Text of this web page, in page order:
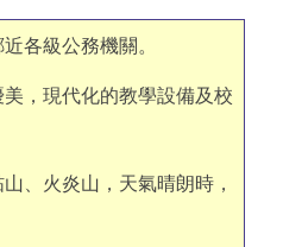
各級公務機關。
，現代化的教學設備及校
、火炎山，天氣晴朗時，